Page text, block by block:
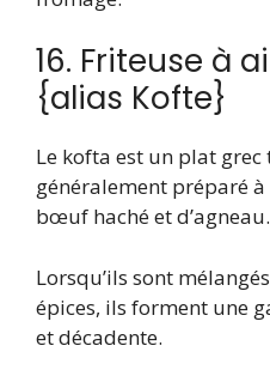
16. Friteuse à
{alias Kofte}
Le kofta est un plat
généralement préparé
bœuf haché et d’agneau.
Lorsqu’ils sont
épices, ils forment une
et décadente.